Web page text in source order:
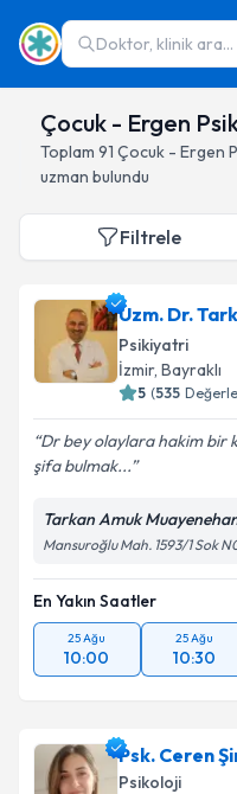
Doktor, klinik ara...
Çocuk - Ergen
Toplam 91 Çocuk - Ergen
uzman bulundu
Filtrele
Uzm. Dr.
Psikiyatri
İzmir, Bayraklı
5 (535
Dr bey olaylara hakim bir
şifa bulmak...
Tarkan Amuk
Mansuroğlu Mah. 1593/1 Sok
En Yakın Saatler
25 Ağu
10:00
25 Ağu
10:30
Psk. Ceren
Psikoloji